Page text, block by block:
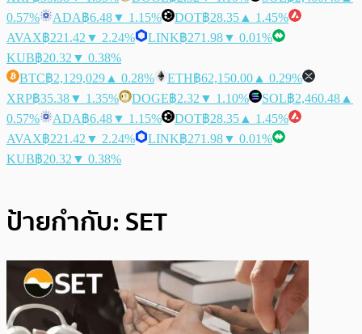
0.57%
ADA฿6.48▼ 1.15% DOT฿28.35 ▲ 1.45%
AVAX฿221.42 ▼ 2.24% LINK฿271.98▼ 0.01%
KUB฿20.32 ▼ 0.38%
BTC฿2,129,029 ▲ 0.28% ETH฿62,150.00 ▲ 0.29%
XRP฿35.38▼ 1.35% DOGE฿2.32 ▼ 1.10% SOL฿2,460.48 ▲
0.57%
ADA฿6.48▼ 1.15% DOT฿28.35 ▲ 1.45%
AVAX฿221.42 ▼ 2.24% LINK฿271.98▼ 0.01%
KUB฿20.32 ▼ 0.38%
ป้ายกำกับ: SET